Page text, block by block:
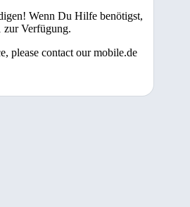
Wenn Du Hilfe benötigst,
zur Verfügung.
please contact our mobile.de